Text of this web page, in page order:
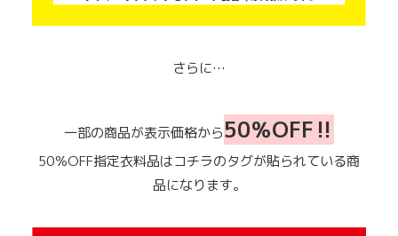
さらに…
一部の商品が表示価格から50％OFF‼
50％OFF指定衣料品はコチラのタグが貼られている商
品になります。